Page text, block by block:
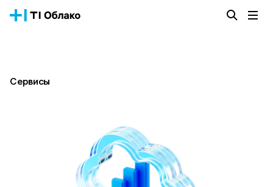
Истории успеха
Получить консультацию
Сервисы